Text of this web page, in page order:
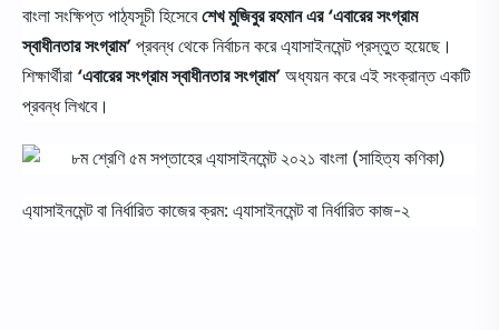
বাংলা সংক্ষিপ্ত পাঠ্যসূচী হিসেবেশেখ মুজিবুর রহমান এর ‘এবারের সংগ্রাম
স্বাধীনতার সংগ্রাম’ প্রবন্ধ থেকে নির্বাচন করে এ্যাসাইনমেন্ট প্রস্তুত হয়েছে।
শিক্ষার্থীরা ‘এবারের সংগ্রাম স্বাধীনতার সংগ্রাম’ অধ্যয়ন করে এই সংক্রান্ত একটি
প্রবন্ধ লিখবে।
এ্যাসাইনমেন্ট বা নির্ধারিত কাজের ক্রম: এ্যাসাইনমেন্ট বা নির্ধারিত কাজ-২